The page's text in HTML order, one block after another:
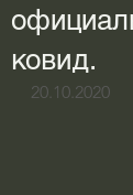
ковид.
20.10.2020